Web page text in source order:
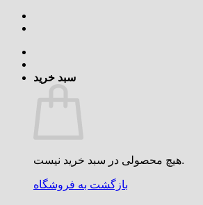
سبد خرید
هیچ محصولی در سبد خرید نیست.
بازگشت به فروشگاه